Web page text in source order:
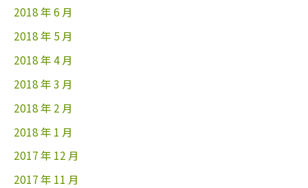
2018 年 6 月
2018 年 5 月
2018 年 4 月
2018 年 3 月
2018 年 2 月
2018 年 1 月
2017 年 12 月
2017 年 11 月